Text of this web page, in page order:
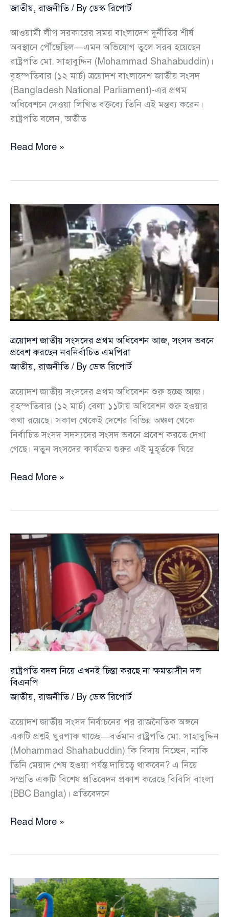
জাতীয়,রাজনীতি/ By ডেস্ক রিপোর্ট
আওয়ামী লীগ সরকারের সময় বাংলাদেশ দুর্নীতির শীর্ষ
অবস্থানে পৌঁছেছিল—এমন অভিযোগ তুলে সরব হয়েছেন
রাষ্ট্রপতি মো. সাহাবুদ্দিন (Mohammad Shahabuddin)।
বৃহস্পতিবার (১২ মার্চ) ত্রয়োদশ বাংলাদেশ জাতীয় সংসদ
(Bangladesh National Parliament)-এর প্রথম
অধিবেশনে দেওয়া লিখিত বক্তব্যে তিনি এই মন্তব্য করেন।
রাষ্ট্রপতি বলেন, অতীত
দুর্নীতিতে
অভিযোগ
আ.
লীগের
বিরুদ্ধে
রাষ্ট্রপতি
সাহাবুদ্দিনের
Read More »
ত্রয়োদশ জাতীয় সংসদের প্রথম অধিবেশন আজ, সংসদ ভবনে
প্রবেশ করছেন নবনির্বাচিত এমপিরা
জাতীয়,রাজনীতি/ By ডেস্ক রিপোর্ট
ত্রয়োদশ জাতীয় সংসদের প্রথম অধিবেশন শুরু হচ্ছে আজ।
বৃহস্পতিবার (১২ মার্চ) বেলা ১১টায় অধিবেশন শুরু হওয়ার
কথা রয়েছে। সকাল থেকেই দেশের বিভিন্ন অঞ্চল থেকে
নির্বাচিত সংসদ সদস্যদের সংসদ ভবনে প্রবেশ করতে দেখা
গেছে। নতুন সংসদের কার্যক্রম শুরুর এই মুহূর্তকে ঘিরে
ত্রয়োদশ
অধিবেশন
আজ,
সংসদ
ভবনে
প্রবেশ
করছেন
নবনির্বাচিত
এমপিরা
Read More »
রাষ্ট্রপতি বদল নিয়ে এখনই চিন্তা করছে না ক্ষমতাসীন দল
বিএনপি
জাতীয়,রাজনীতি/ By ডেস্ক রিপোর্ট
ত্রয়োদশ জাতীয় সংসদ নির্বাচনের পর রাজনৈতিক অঙ্গনে
একটি প্রশ্নই ঘুরপাক খাচ্ছে—বর্তমান রাষ্ট্রপতি মো. সাহাবুদ্দিন
(Mohammad Shahabuddin) কি বিদায় নিচ্ছেন, নাকি
তিনি মেয়াদ শেষ হওয়া পর্যন্ত দায়িত্বে থাকবেন? এ নিয়ে
সম্প্রতি একটি বিশেষ প্রতিবেদন প্রকাশ করেছে বিবিসি বাংলা
(BBC Bangla)। প্রতিবেদনে
রাষ্ট্রপতি
চিন্তা
করছে
না
Read More »